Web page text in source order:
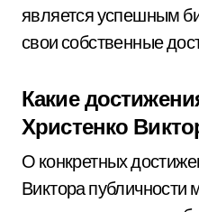
является успешным
свои собственные
Какие
Христенко
О конкретных
Виктора публичности